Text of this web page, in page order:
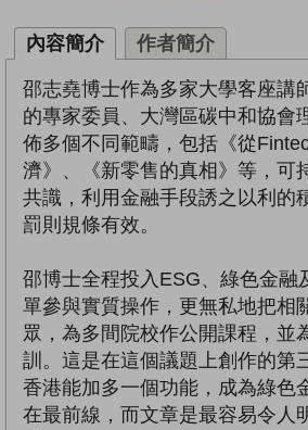
內容簡介 作者簡介
邵志堯博士作為多家大學客座講
的專家委員、大灣區碳中和協會
佈多個不同範疇，包括《從
濟》、《新零售的真相》等，可
共識，利用金融手段誘之以利的
罰則規條有效。
邵博士全程投入ESG、綠色金融
單參與實質操作，更無私地把相
眾，為多間院校作公開課程，並
訓。這是在這個議題上創作的第
香港能加多一個功能，成為綠色
在最前線，而文章是最容易令人